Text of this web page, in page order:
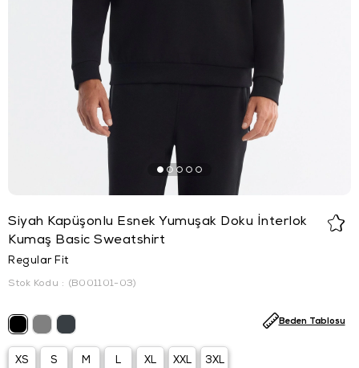
Siyah Kapüşonlu Esnek Yumuşak Doku İnterlok
Kumaş Basic Sweatshirt
Regular Fit
Stok Kodu (B001101-03)
XS S M L XL XXL 3XL
Beden Tablosu